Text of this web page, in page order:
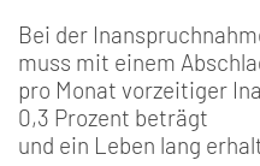
Bei der
muss mit einem
pro Monat vorzeitiger
0,3 Prozent beträgt
und ein Leben lang